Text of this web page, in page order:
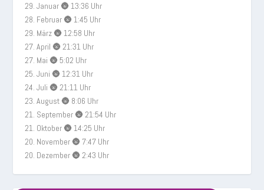
29. Januar 🌚 13:36 Uhr
28. Februar 🌚 1:45 Uhr
29. März 🌚 12:58 Uhr
27. April 🌚 21:31 Uhr
27. Mai 🌚 5:02 Uhr
25. Juni 🌚 12:31 Uhr
24. Juli 🌚 21:11 Uhr
23. August 🌚 8:06 Uhr
21. September 🌚 21:54 Uhr
21. Oktober 🌚 14:25 Uhr
20. November 🌚 7:47 Uhr
20. Dezember 🌚 2:43 Uhr